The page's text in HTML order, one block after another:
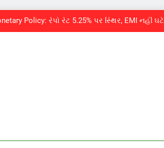
શરૂ થઈ તત્કાલ સુવિધા, જાણો સંપૂર્ણ પ્રક્રિયા
બેઠક પરથી પવન પાંડેને 2027 માટે બનાવાયા ઉમેદવાર
શરૂ થઈ તત્કાલ સુવિધા, જાણો સંપૂર્ણ પ્રક્રિયા